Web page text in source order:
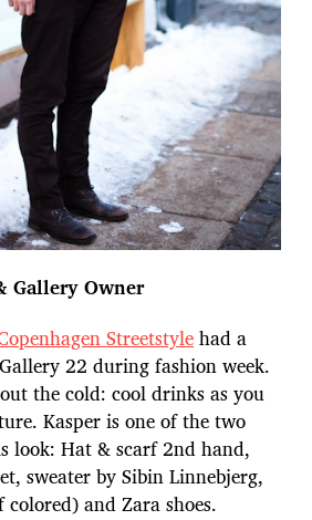
Gallery Owner
Streetstylehad a
22 during fashion week.
the cold: cool drinks as you
Kasper is one of the two
look: Hat & scarf 2nd hand,
sweater by Sibin Linnebjerg,
and Zara shoes.